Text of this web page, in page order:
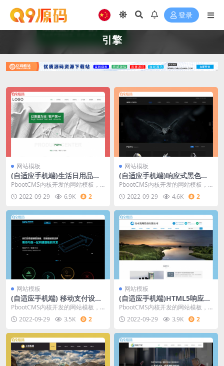
登录
引擎
网站模板
(自适应手机端)生活日用品生
产厂家网站源码 居家用品纸盘
纸盒纸杯卫生纸巾生产网站pb
ootcms模板
PbootCMS内核开发的网站模板，
该模板适卫生纸巾网站、生活用品
网站等企业，
2022-09-29 6.9K 2
网站模板
(自适应手机端)响应式黑色酷
炫数码摄影网站源码 高端摄影
网站pbootcms模板
PbootCMS内核开发的网站模板，
该模板适摄影网站、数码摄影网站
等企业，当然其
2022-09-29 4.6K 2
网站模板
(自适应手机端) 移动支付设备
pos机网站源码 刷卡pos机金
融数据支付电子科技公司网站
pbootcms模板
PbootCMS内核开发的网站模板，
该模板适用于pos机网站、移动支付
设备网站等
2022-09-29 3.5K 2
网站模板
(自适应手机端)HTML5响应式
真空泵设备网站源码 环保污水
处理设备pbootcms网站模板
PbootCMS内核开发的网站模板，
该模板适用于污水处理设备网站、
真空泵设备网站
2022-09-29 3.9K 2